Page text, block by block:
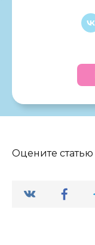
Оцените статью